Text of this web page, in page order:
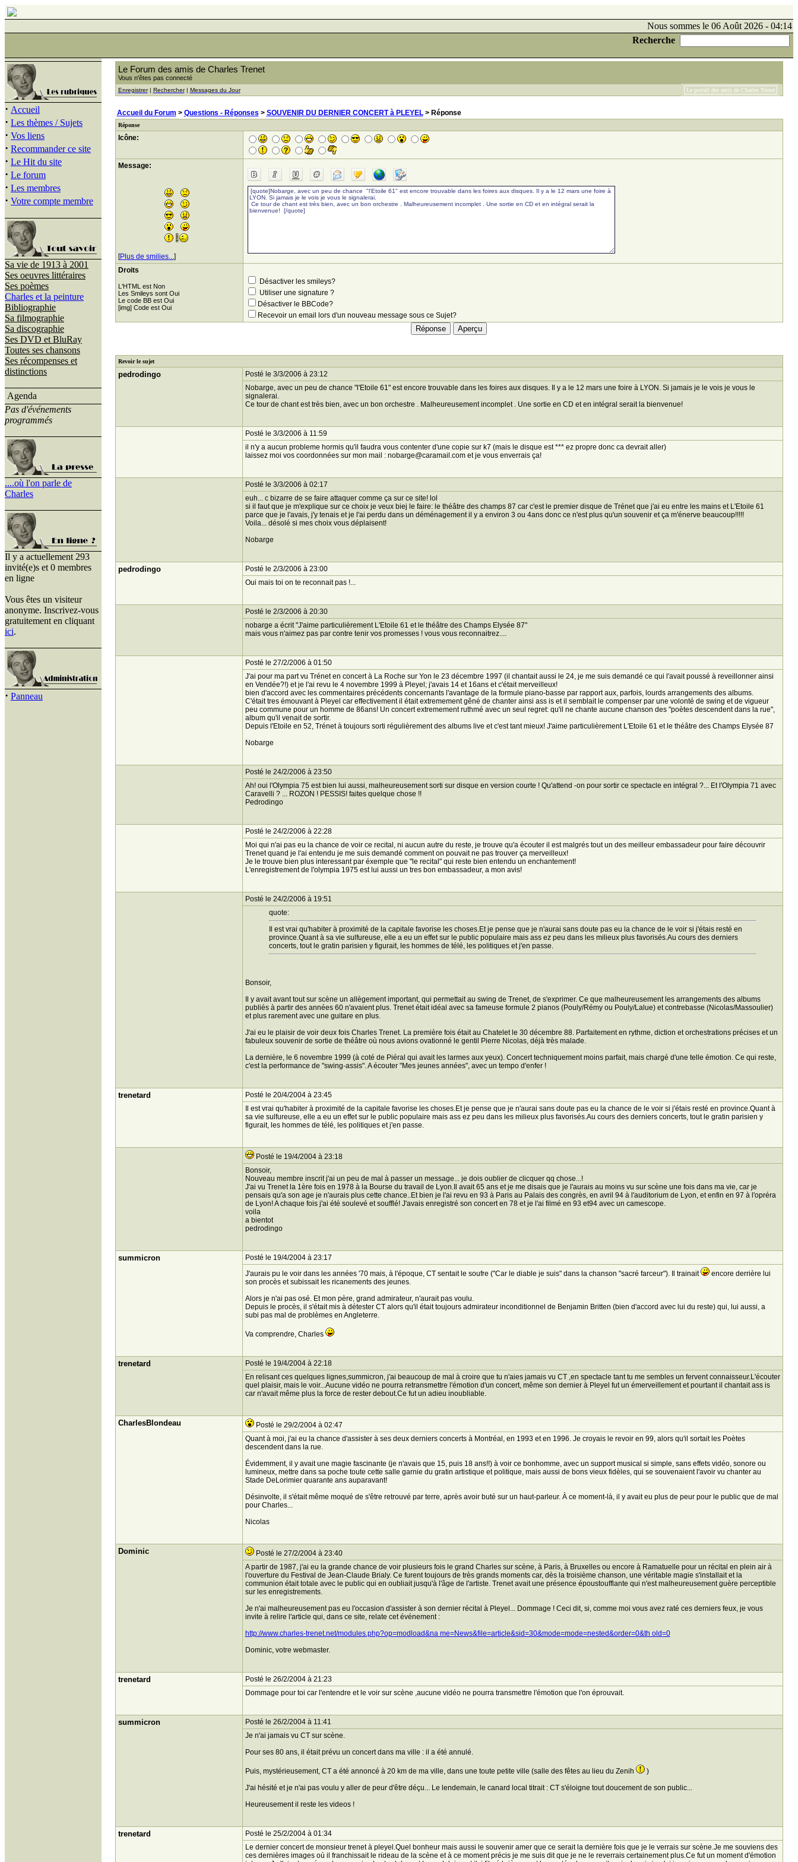
Nous sommes le 06 Août 2026 - 04:14
Recherche
· Accueil
· Les thèmes / Sujets
· Vos liens
· Recommander ce site
· Le Hit du site
· Le forum
· Les membres
· Votre compte membre
Sa vie de 1913 à 2001
Ses oeuvres littéraires
Ses poèmes
Charles et la peinture
Bibliographie
Sa filmographie
Sa discographie
Ses DVD et BluRay
Toutes ses chansons
Ses récompenses et
distinctions
Agenda
Pas d'événements
programmés
....où l'on parle de
Charles
Il y a actuellement 293
invité(e)s et 0 membres
en ligne
Vous êtes un visiteur
anonyme. Inscrivez-vous
gratuitement en cliquant
ici.
· Panneau
Le Forum des amis de Charles Trenet
Vous n'êtes pas connecté
Enregistrer| Rechercher| Messages du Jour Le portail des amis de Charles Trenet
Accueil du Forum > Questions - Réponses > SOUVENIR DU DERNIER CONCERT à PLEYEL> Réponse
Réponse
Icône:
Message:
[Plus de smilies...]
Droits
L'HTML est Non
Les Smileys sont Oui
Le code BB est Oui
[img] Code est Oui
Désactiver les smileys?
Utiliser une signature ?
Désactiver le BBCode?
Recevoir un email lors d'un nouveau message sous ce Sujet?
Revoir le sujet
pedrodingo
Posté le 3/3/2006 à 23:12
Nobarge, avec un peu de chance "l'Etoile 61" est encore trouvable dans les foires aux disques. Il y a le 12 mars une foire à LYON. Si jamais je le vois je vous le
signalerai.
Ce tour de chant est très bien, avec un bon orchestre . Malheureusement incomplet . Une sortie en CD et en intégral serait la bienvenue!
Posté le 3/3/2006 à 11:59
il n'y a aucun probleme hormis qu'il faudra vous contenter d'une copie sur k7 (mais le disque est *** ez propre donc ca devrait aller)
laissez moi vos coordonnées sur mon mail : nobarge@caramail.com et je vous enverrais ça!
Posté le 3/3/2006 à 02:17
euh... c bizarre de se faire attaquer comme ça sur ce site! lol
si il faut que je m'explique sur ce choix je veux biej le faire: le théâtre des champs 87 car c'est le premier disque de Trénet que j'ai eu entre les mains et L'Etoile 61
parce que je l'avais, j'y tenais et je l'ai perdu dans un déménagement il y a environ 3 ou 4ans donc ce n'est plus qu'un souvenir et ça m'énerve beaucoup!!!!!
Voila... désolé si mes choix vous déplaisent!
Nobarge
pedrodingo
Posté le 2/3/2006 à 23:00
Oui mais toi on te reconnait pas !...
Posté le 2/3/2006 à 20:30
nobarge a écrit "J'aime particulièrement L'Etoile 61 et le théâtre des Champs Elysée 87"
mais vous n'aimez pas par contre tenir vos promesses ! vous vous reconnaitrez....
Posté le 27/2/2006 à 01:50
J'ai pour ma part vu Trénet en concert à La Roche sur Yon le 23 décembre 1997 (il chantait aussi le 24, je me suis demandé ce qui l'avait poussé à reveillonner ainsi
en Vendée?!) et je l'ai revu le 4 novembre 1999 à Pleyel; j'avais 14 et 16ans et c'était merveilleux!
bien d'accord avec les commentaires précédents concernants l'avantage de la formule piano-basse par rapport aux, parfois, lourds arrangements des albums.
C'était tres émouvant à Pleyel car effectivement il était extremement gêné de chanter ainsi ass is et il semblait le compenser par une volonté de swing et de vigueur
peu commune pour un homme de 86ans! Un concert extremement ruthmé avec un seul regret: qu'il ne chante aucune chanson des "poètes descendent dans la rue",
album qu'il venait de sortir.
Depuis l'Etoile en 52, Trénet à toujours sorti régulièrement des albums live et c'est tant mieux! J'aime particulièrement L'Etoile 61 et le théâtre des Champs Elysée 87
Nobarge
Posté le 24/2/2006 à 23:50
Ah! oui l'Olympia 75 est bien lui aussi, malheureusement sorti sur disque en version courte ! Qu'attend -on pour sortir ce spectacle en intégral ?... Et l'Olympia 71 avec
Caravelli ? ... ROZON ! PESSIS! faites quelque chose !!
Pedrodingo
Posté le 24/2/2006 à 22:28
Moi qui n'ai pas eu la chance de voir ce recital, ni aucun autre du reste, je trouve qu'a écouter il est malgrés tout un des meilleur embassadeur pour faire découvrir
Trenet quand je l'ai entendu je me suis demandé comment on pouvait ne pas trouver ça merveilleux!
Je le trouve bien plus interessant par éxemple que "le recital" qui reste bien entendu un enchantement!
L'enregistrement de l'olympia 1975 est lui aussi un tres bon embassadeur, a mon avis!
Posté le 24/2/2006 à 19:51
quote:
Il est vrai qu'habiter à proximité de la capitale favorise les choses.Et je pense que je n'aurai sans doute pas eu la chance de le voir si j'étais resté en
province.Quant à sa vie sulfureuse, elle a eu un effet sur le public populaire mais ass ez peu dans les milieux plus favorisés.Au cours des derniers
concerts, tout le gratin parisien y figurait, les hommes de télé, les politiques et j'en passe.
Bonsoir,
Il y avait avant tout sur scène un allègement important, qui permettait au swing de Trenet, de s'exprimer. Ce que malheureusement les arrangements des albums
publiés à partir des années 60 n'avaient plus. Trenet était idéal avec sa fameuse formule 2 pianos (Pouly/Rémy ou Pouly/Lalue) et contrebasse (Nicolas/Massoulier)
et plus rarement avec une guitare en plus.
J'ai eu le plaisir de voir deux fois Charles Trenet. La première fois était au Chatelet le 30 décembre 88. Parfaitement en rythme, diction et orchestrations précises et un
fabuleux souvenir de sortie de théâtre où nous avions ovationné le gentil Pierre Nicolas, déjà très malade.
La dernière, le 6 novembre 1999 (à coté de Piéral qui avait les larmes aux yeux). Concert techniquement moins parfait, mais chargé d'une telle émotion. Ce qui reste,
c'est la performance de "swing-assis". A écouter "Mes jeunes années", avec un tempo d'enfer !
trenetard
Posté le 20/4/2004 à 23:45
Il est vrai qu'habiter à proximité de la capitale favorise les choses.Et je pense que je n'aurai sans doute pas eu la chance de le voir si j'étais resté en province.Quant à
sa vie sulfureuse, elle a eu un effet sur le public populaire mais ass ez peu dans les milieux plus favorisés.Au cours des derniers concerts, tout le gratin parisien y
figurait, les hommes de télé, les politiques et j'en passe.
Posté le 19/4/2004 à 23:18
Bonsoir,
Nouveau membre inscrit j'ai un peu de mal à passer un message... je dois oublier de clicquer qq chose...!
J'ai vu Trenet la 1ère fois en 1978 à la Bourse du travail de Lyon.Il avait 65 ans et je me disais que je l'aurais au moins vu sur scène une fois dans ma vie, car je
pensais qu'a son age je n'aurais plus cette chance..Et bien je l'ai revu en 93 à Paris au Palais des congrès, en avril 94 à l'auditorium de Lyon, et enfin en 97 à l'opréra
de Lyon! A chaque fois j'ai été soulevé et soufflé! J'avais enregistré son concert en 78 et je l'ai filmé en 93 et94 avec un camescope.
voila
a bientot
pedrodingo
summicron
Posté le 19/4/2004 à 23:17
J'aurais pu le voir dans les années '70 mais, à l'époque, CT sentait le soufre ("Car le diable je suis" dans la chanson "sacré farceur"). Il trainait
encore derrière lui
son procès et subissait les ricanements des jeunes.
Alors je n'ai pas osé. Et mon père, grand admirateur, n'aurait pas voulu.
Depuis le procès, il s'était mis à détester CT alors qu'il était toujours admirateur inconditionnel de Benjamin Britten (bien d'accord avec lui du reste) qui, lui aussi, a
subi pas mal de problèmes en Angleterre.
Va comprendre, Charles
trenetard
Posté le 19/4/2004 à 22:18
En relisant ces quelques lignes,summicron, j'ai beaucoup de mal à croire que tu n'aies jamais vu CT ,en spectacle tant tu me sembles un fervent connaisseur.L'écouter
quel plaisir, mais le voir...Aucune vidéo ne pourra retransmettre l'émotion d'un concert, même son dernier à Pleyel fut un émerveillement et pourtant il chantait ass is
car n'avait même plus la force de rester debout.Ce fut un adieu inoubliable.
CharlesBlondeau
Posté le 29/2/2004 à 02:47
Quant à moi, j'ai eu la chance d'assister à ses deux derniers concerts à Montréal, en 1993 et en 1996. Je croyais le revoir en 99, alors qu'il sortait les Poètes
descendent dans la rue.
Évidemment, il y avait une magie fascinante (je n'avais que 15, puis 18 ans!!) à voir ce bonhomme, avec un support musical si simple, sans effets vidéo, sonore ou
lumineux, mettre dans sa poche toute cette salle garnie du gratin artistique et politique, mais aussi de bons vieux fidèles, qui se souvenaient l'avoir vu chanter au
Stade DeLorimier quarante ans auparavant!
Désinvolte, il s'était même moqué de s'être retrouvé par terre, après avoir buté sur un haut-parleur. À ce moment-là, il y avait eu plus de peur pour le public que de mal
pour Charles...
Nicolas
Dominic
Posté le 27/2/2004 à 23:40
A partir de 1987, j'ai eu la grande chance de voir plusieurs fois le grand Charles sur scène, à Paris, à Bruxelles ou encore à Ramatuelle pour un récital en plein air à
l'ouverture du Festival de Jean-Claude Brialy. Ce furent toujours de très grands moments car, dès la troisième chanson, une véritable magie s'installait et la
communion était totale avec le public qui en oubliait jusqu'à l'âge de l'artiste. Trenet avait une présence époustoufflante qui n'est malheureusement guère perceptible
sur les enregistrements.
Je n'ai malheureusement pas eu l'occasion d'assister à son dernier récital à Pleyel... Dommage ! Ceci dit, si, comme moi vous avez raté ces derniers feux, je vous
invite à relire l'article qui, dans ce site, relate cet événement :
http://www.charles-trenet.net/modules.php?op=modload&na me=News&file=article&sid=30&mode=mode=nested&order=0&th old=0
Dominic, votre webmaster.
trenetard
Posté le 26/2/2004 à 21:23
Dommage pour toi car l'entendre et le voir sur scène ,aucune vidéo ne pourra transmettre l'émotion que l'on éprouvait.
summicron
Posté le 26/2/2004 à 11:41
Je n'ai jamais vu CT sur scène.
Pour ses 80 ans, il était prévu un concert dans ma ville : il a été annulé.
Puis, mystérieusement, CT a été annoncé à 20 km de ma ville, dans une toute petite ville (salle des fêtes au lieu du Zenih
)
J'ai hésité et je n'ai pas voulu y aller de peur d'être déçu... Le lendemain, le canard local titrait : CT s'éloigne tout doucement de son public...
Heureusement il reste les videos !
trenetard
Posté le 25/2/2004 à 01:34
Le dernier concert de monsieur trenet à pleyel.Quel bonheur mais aussi le souvenir amer que ce serait la dernière fois que je le verrais sur scène.Je me souviens des
ces dernières images où il franchissait le rideau de la scène et à ce moment précis je me suis dit que je ne le reverrais certainement plus.Ce fut un moment d'émotion